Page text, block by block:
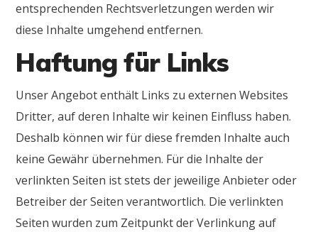
entsprechenden Rechtsverletzungen werden wir
diese Inhalte umgehend entfernen.
Haftung für Links
Unser Angebot enthält Links zu externen Websites
Dritter, auf deren Inhalte wir keinen Einfluss haben.
Deshalb können wir für diese fremden Inhalte auch
keine Gewähr übernehmen. Für die Inhalte der
verlinkten Seiten ist stets der jeweilige Anbieter oder
Betreiber der Seiten verantwortlich. Die verlinkten
Seiten wurden zum Zeitpunkt der Verlinkung auf